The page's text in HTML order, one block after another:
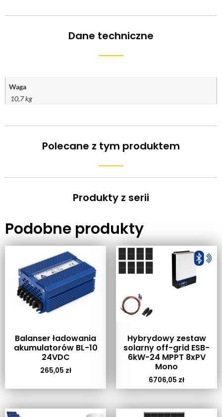
Dane techniczne
Waga
10,7 kg
Polecane z tym produktem
Produkty z serii
Podobne produkty
Balanser ładowania
akumulatorów BL-10
24VDC
265,05 zł
Hybrydowy zestaw
solarny off-grid ESB-
6kW-24 MPPT 8xPV
Mono
6706,05 zł